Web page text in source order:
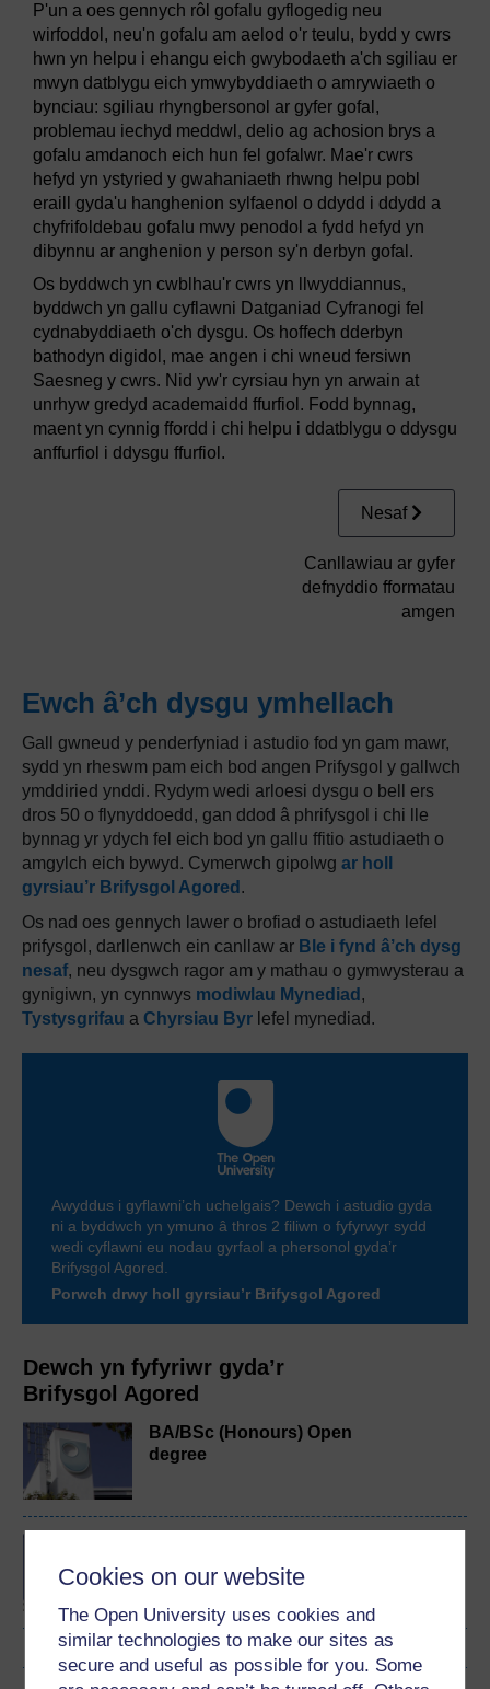
Cookies on our website
The Open University uses cookies and
similar technologies to make our sites as
secure and useful as possible for you. Some
Dewch yn fyfyriwr gyda’r
Brifysgol Agored
BA/BSc (Honours) Open
degree
P'un a oes gennych rôl gofalu gyflogedig neu
wirfoddol, neu'n gofalu am aelod o'r teulu, bydd y cwrs
hwn yn helpu i ehangu eich gwybodaeth a'ch sgiliau er
mwyn datblygu eich ymwybyddiaeth o amrywiaeth o
bynciau: sgiliau rhyngbersonol ar gyfer gofal,
problemau iechyd meddwl, delio ag achosion brys a
gofalu amdanoch eich hun fel gofalwr. Mae'r cwrs
hefyd yn ystyried y gwahaniaeth rhwng helpu pobl
eraill gyda'u hanghenion sylfaenol o ddydd i ddydd a
chyfrifoldebau gofalu mwy penodol a fydd hefyd yn
dibynnu ar anghenion y person sy'n derbyn gofal.
Os byddwch yn cwblhau'r cwrs yn llwyddiannus,
byddwch yn gallu cyflawni Datganiad Cyfranogi fel
cydnabyddiaeth o'ch dysgu. Os hoffech dderbyn
bathodyn digidol, mae angen i chi wneud fersiwn
Saesneg y cwrs. Nid yw'r cyrsiau hyn yn arwain at
unrhyw gredyd academaidd ffurfiol. Fodd bynnag,
maent yn cynnig ffordd i chi helpu i ddatblygu o ddysgu
anffurfiol i ddysgu ffurfiol.
Nesaf
Canllawiau ar gyfer
defnyddio fformatau
amgen
Ewch â’ch dysgu ymhellach
Gall gwneud y penderfyniad i astudio fod yn gam mawr,
sydd yn rheswm pam eich bod angen Prifysgol y gallwch
ymddiried ynddi. Rydym wedi arloesi dysgu o bell ers
dros 50 o flynyddoedd, gan ddod â phrifysgol i chi lle
bynnag yr ydych fel eich bod yn gallu ffitio astudiaeth o
amgylch eich bywyd. Cymerwch gipolwg ar holl
gyrsiau’r Brifysgol Agored .
Os nad oes gennych lawer o brofiad o astudiaeth lefel
prifysgol, darllenwch ein canllaw ar Ble i fynd â’ch dysg
nesaf, neu dysgwch ragor am y mathau o gymwysterau a
gynigiwn, yn cynnwys modiwlau Mynediad ,
Tystysgrifau a Chyrsiau Byr lefel mynediad.
Awyddus i gyflawni’ch uchelgais? Dewch i astudio gyda
ni a byddwch yn ymuno â thros 2 filiwn o fyfyrwyr sydd
wedi cyflawni eu nodau gyrfaol a phersonol gyda’r
Brifysgol Agored.
Porwch drwy holl gyrsiau’r Brifysgol Agored